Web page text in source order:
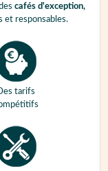
cafés d'exception,
et responsables.
Des tarifs